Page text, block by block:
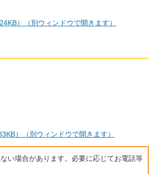
）（別ウィンドウで開きます）
）（別ウィンドウで開きます）
い場合があります。必要に応じてお電話等